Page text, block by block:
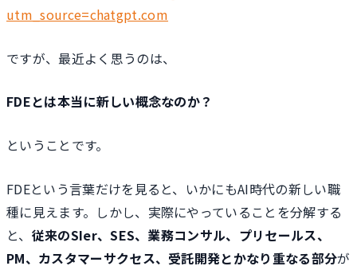
utm_source=chatgpt.com
ですが、最近よく思うのは、
FDEとは本当に新しい概念なのか？
ということです。
FDEという言葉だけを見ると、いかにもAI時代の新しい職
種に見えます。しかし、実際にやっていることを分解する
と、 従来のSIer、SES、業務コンサル、プリセールス、
PM、カスタマーサクセス、受託開発とかなり重なる部分が